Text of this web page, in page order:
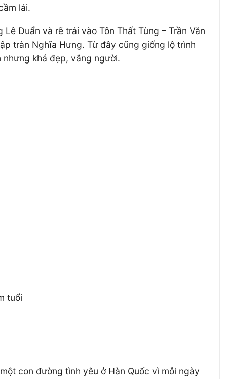
lái.
Duẩn và rẽ trái vào Tôn Thất Tùng – Trần Văn
tràn Nghĩa Hưng. Từ đây cũng giống lộ trình
khá đẹp, vắng người.
tuổi
con đường tình yêu ở Hàn Quốc vì mỗi ngày